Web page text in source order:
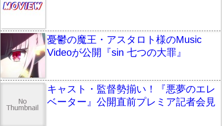
憂鬱の魔王・アスタロト様のMusic
Videoが公開『sin 七つの大罪』
キャスト・監督勢揃い！『悪夢のエレ
ベーター』公開直前プレミア記者会見